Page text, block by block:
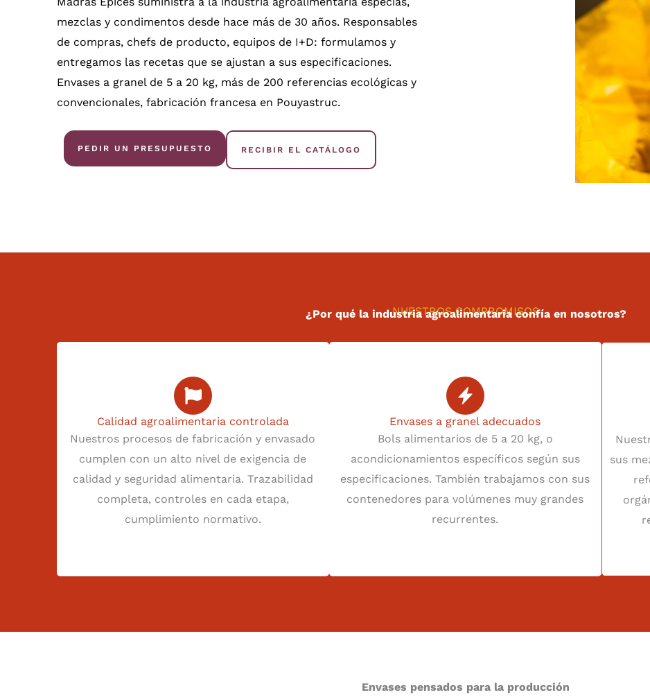
mezclas y condimentos desde hace más de 30 años. Responsables
de compras, chefs de producto, equipos de I+D: formulamos y
entregamos las recetas que se ajustan a sus especificaciones.
Envases a granel de 5 a 20 kg, más de 200 referencias ecológicas y
convencionales, fabricación francesa en Pouyastruc.
PEDIR UN PRESUPUESTO RECIBIR EL CATÁLOGO
NUESTROS COMPROMISOS
¿Por qué la industria agroalimentaria confía en nosotros?
Calidad agroalimentaria controlada
Nuestros procesos de fabricación y envasado
cumplen con un alto nivel de exigencia de
calidad y seguridad alimentaria. Trazabilidad
completa, controles en cada etapa,
cumplimiento normativo.
Envases a granel adecuados
Bols alimentarios de 5 a 20 kg, o
acondicionamientos específicos según sus
especificaciones. También trabajamos con sus
contenedores para volúmenes muy grandes
recurrentes.
sus
Envases pensados para la producción